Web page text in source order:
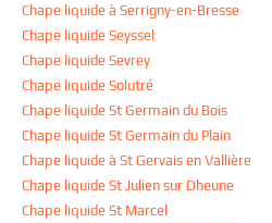
Chape liquide à Serrigny-en-Bresse
Chape liquide Seyssel
Chape liquide Sevrey
Chape liquide Solutré
Chape liquide St Germain du Bois
Chape liquide St Germain du Plain
Chape liquide à St Gervais en Vallière
Chape liquide St Julien sur Dheune
Chape liquide St Marcel